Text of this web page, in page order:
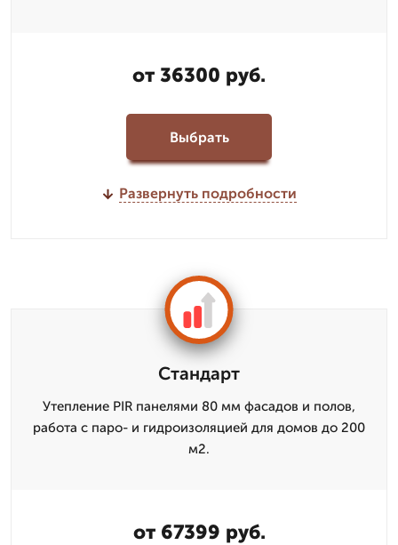
от 36300 руб.
Выбрать
Развернуть подробности
Стандарт
Утепление PIR панелями 80 мм фасадов и полов,
работа с паро- и гидроизоляцией для домов до 200
м2.
от 67399 руб.